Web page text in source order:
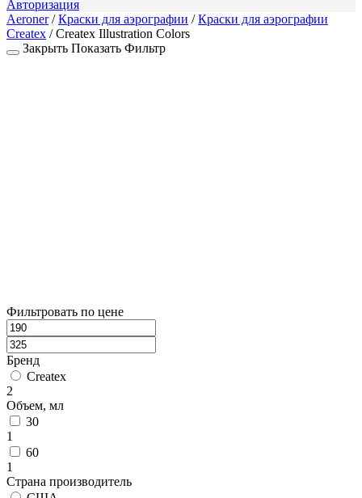
Авторизация
Aeroner/Краски для аэрографии /Краски для аэрографии
Createx /Createx Illustration Colors
Закрыть Показать Фильтр
Фильтровать по цене
Бренд
Createx
2
Объем, мл
30
1
60
1
Страна производитель